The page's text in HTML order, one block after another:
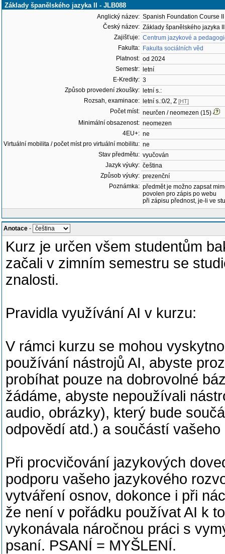
Základy španělského jazyka II - JLB088
Anglický název: Spanish Foundation Course II
Český název: Základy španělského jazyka II
Zajišťuje: Centrum jazykové a
Fakulta: Fakulta sociálních věd
Platnost: od 2024
Semestr:
letní
E-Kredity: 3
Způsob provedení zkoušky:
letní s.:
Rozsah, examinace:
letní s.:0/2, Z [HT]
Počet míst: neurčen / neomezen (15)
Minimální obsazenost: neomezen
4EU+: ne
Virtuální mobilita / počet míst pro virtuální mobilitu: ne
Stav předmětu: vyučován
Jazyk výuky: čeština
Způsob výuky: prezenční
Poznámka: předmět je možno zapsat
povolen pro zápis po webu
při zápisu přednost, je-li ve
Anotace -
Kurz je určen všem studentům
začali v zimním semestru se
znalosti.
Pravidla využívání AI v kurzu:
V rámci kurzu se mohou
používání nástrojů AI, abyste
probíhat pouze na dobrovolné
žádáme, abyste nepoužívali
audio, obrázky), který bude
odpovědí atd.) a součástí
Při procvičování jazykových
podporu vašeho jazykového
vytváření osnov, dokonce i při
že není v pořádku používat AI k
vykonávala náročnou práci s
psaní. PSANÍ = MYŠLENÍ.